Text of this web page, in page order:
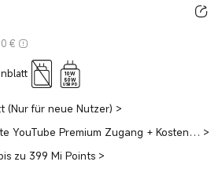
€
10W
-
50W
USB PD
(Nur für neue Nutzer) >
3 Monate YouTube Premium Zugang + Kostenlos 4 Monate Spotify Premium >
zu 399 Mi Points >